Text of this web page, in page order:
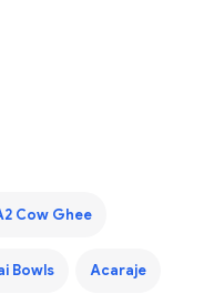
Cow Ghee
Bowls Acaraje